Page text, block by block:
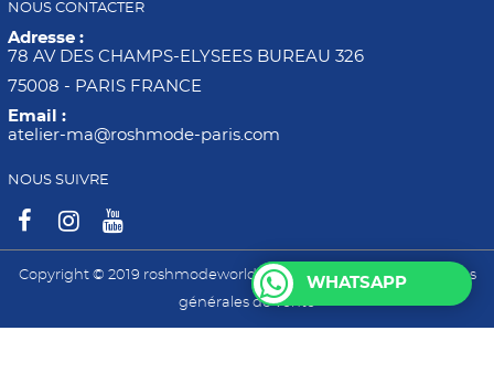
NOUS CONTACTER
Adresse :
78 AV DES CHAMPS-ELYSEES BUREAU 326
75008 - PARIS FRANCE
Email :
atelier-ma@roshmode-paris.com
NOUS SUIVRE
Copyright © 2019 roshmodeworld -Mentions légales-Conditions
générales de vente
WHATSAPP